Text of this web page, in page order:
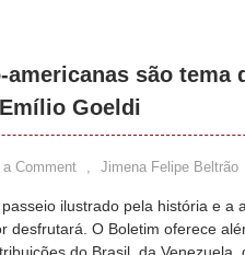
são tema
Goeldi
a Comment , Jimena Felipe Beltrão
passeio ilustrado pela história e a
desfrutará. O Boletim oferece